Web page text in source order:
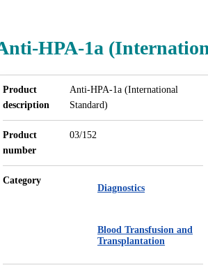
HPA-1a
Product
description
Anti-HPA-1a (International
Standard)
Product
number
03/152
Category
Diagnostics
Blood Transfusion and
Transplantation